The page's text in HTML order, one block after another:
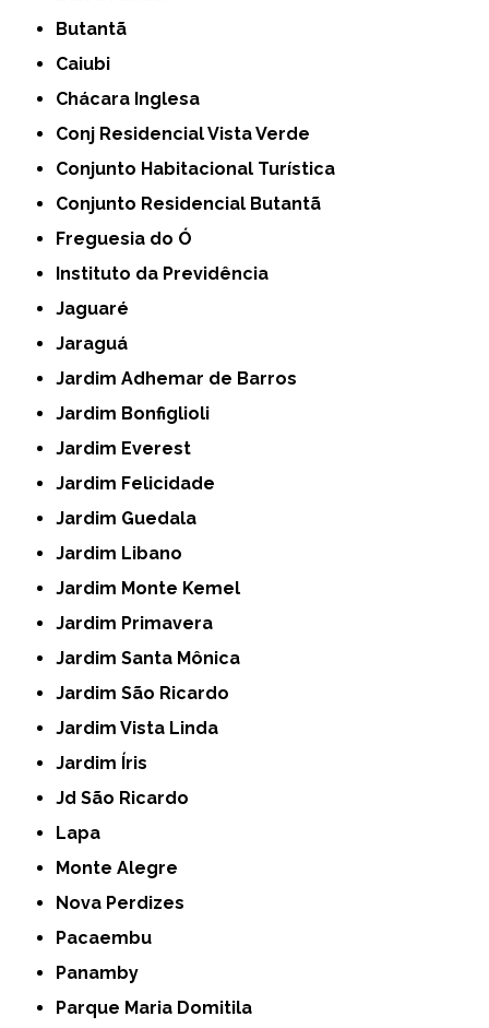
Butantã
Caiubi
Chácara Inglesa
Conj Residencial Vista Verde
Conjunto Habitacional Turística
Conjunto Residencial Butantã
Freguesia do Ó
Instituto da Previdência
Jaguaré
Jaraguá
Jardim Adhemar de Barros
Jardim Bonfiglioli
Jardim Everest
Jardim Felicidade
Jardim Guedala
Jardim Libano
Jardim Monte Kemel
Jardim Primavera
Jardim Santa Mônica
Jardim São Ricardo
Jardim Vista Linda
Jardim Íris
Jd São Ricardo
Lapa
Monte Alegre
Nova Perdizes
Pacaembu
Panamby
Parque Maria Domitila